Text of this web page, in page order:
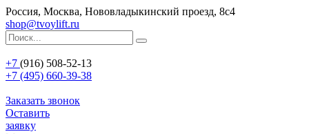
Россия, Москва, Нововладыкинский проезд, 8с4
shop@tvoylift.ru
+7 (916) 508-52-13
+7 (495) 660-39-38
Заказать звонок
Оставить
заявку